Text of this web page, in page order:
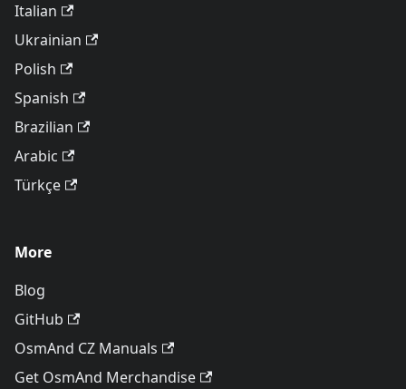
Italian
Ukrainian
Polish
Spanish
Brazilian
Arabic
Türkçe
More
Blog
GitHub
OsmAnd CZ Manuals
Get OsmAnd Merchandise